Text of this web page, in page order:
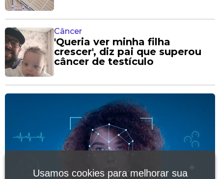
Câncer
'Queria ver minha filha
crescer', diz pai que superou
câncer de testículo
Usamos cookies para melhorar sua